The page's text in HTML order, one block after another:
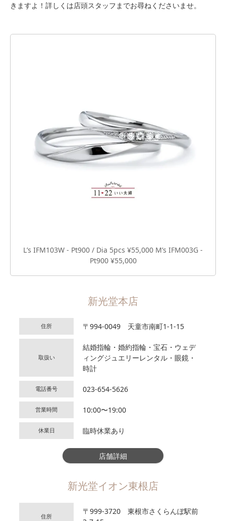
きますよ！詳しくは店頭スタッフまでお尋ねくださいませ。
Lʼs IFM103W - Pt900 / Dia 5pcs ¥55,000 Mʼs IFM003G -
Pt900 ¥55,000
新光堂本店
住所 〒994-0049 天童市南町1-1-15
取扱い
結婚指輪・婚約指輪・宝石・ウェデ
ィングジュエリーレンタル・眼鏡・
時計
電話番号 023-654-5626
営業時間 10:00〜19:00
休業日 臨時休業あり
店舗詳細
新光堂イオン東根店
住所
〒999-3720 東根市さくらんぼ駅前